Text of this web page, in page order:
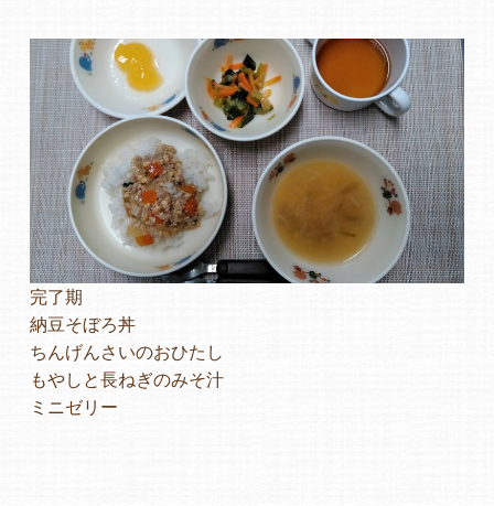
ヒーローズ保育園
ヒーローズきっず園田
ヒーローズにしのみや保育園
ヒーローズ旭保育園
キッズ１ハート旭保育所
園の様子
お知らせ
完了期
納豆そぼろ丼
ちんげんさいのおひたし
もやしと長ねぎのみそ汁
ミニゼリー